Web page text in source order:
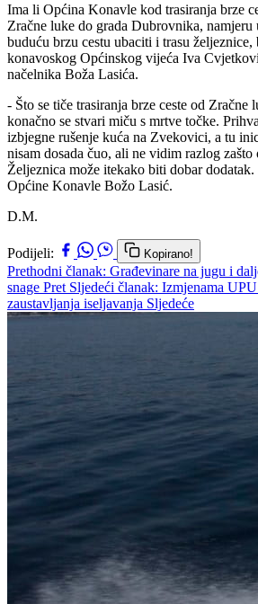
Ima li Općina Konavle kod trasiranja brze
Zračne luke do grada Dubrovnika, namjeru
buduću brzu cestu ubaciti i trasu
konavoskog Općinskog vijeća Iva
načelnika Boža Lasića.
- Što se tiče trasiranja brze ceste od Zračne
konačno se stvari miču s mrtve točke.
izbjegne rušenje kuća na Zvekovici, a tu
nisam dosada čuo, ali ne vidim razlog
Željeznica može itekako biti dobar
Općine Konavle Božo Lasić.
D.M.
Podijeli: Kopirano!
Prethodni članak: Građevinare na jugu i
snage Pret Sljedeći članak: Izmjenama
zaustavljanja iseljavanja Sljedeće